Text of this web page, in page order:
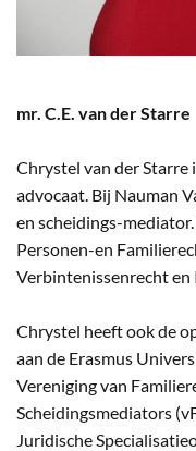
mr. C.E. van der Starre
Chrystel van der Starre
advocaat. Bij Nauman
en scheidings-
Personen-en
Verbintenissenrecht en
Chrystel heeft ook de
aan de Erasmus
Vereniging van
Scheidingsmediators
Juridische